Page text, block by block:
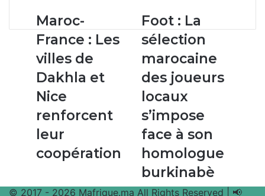
Maroc-
France
Les
villes
de
Dakhla
et
Nice
renforcent
leur
coopération
Maroc-
France : Les
villes de
Dakhla et
Nice
renforcent
leur
coopération
Foot :
La
sélection
marocaine
des
joueurs
locaux
s’impose
face
à
son
homologue
burkinabè
Foot : La
sélection
marocaine
des joueurs
locaux
s’impose
face à son
homologue
burkinabè
© 2017 - 2026 Mafrique.ma All Rights Reserved | 📢